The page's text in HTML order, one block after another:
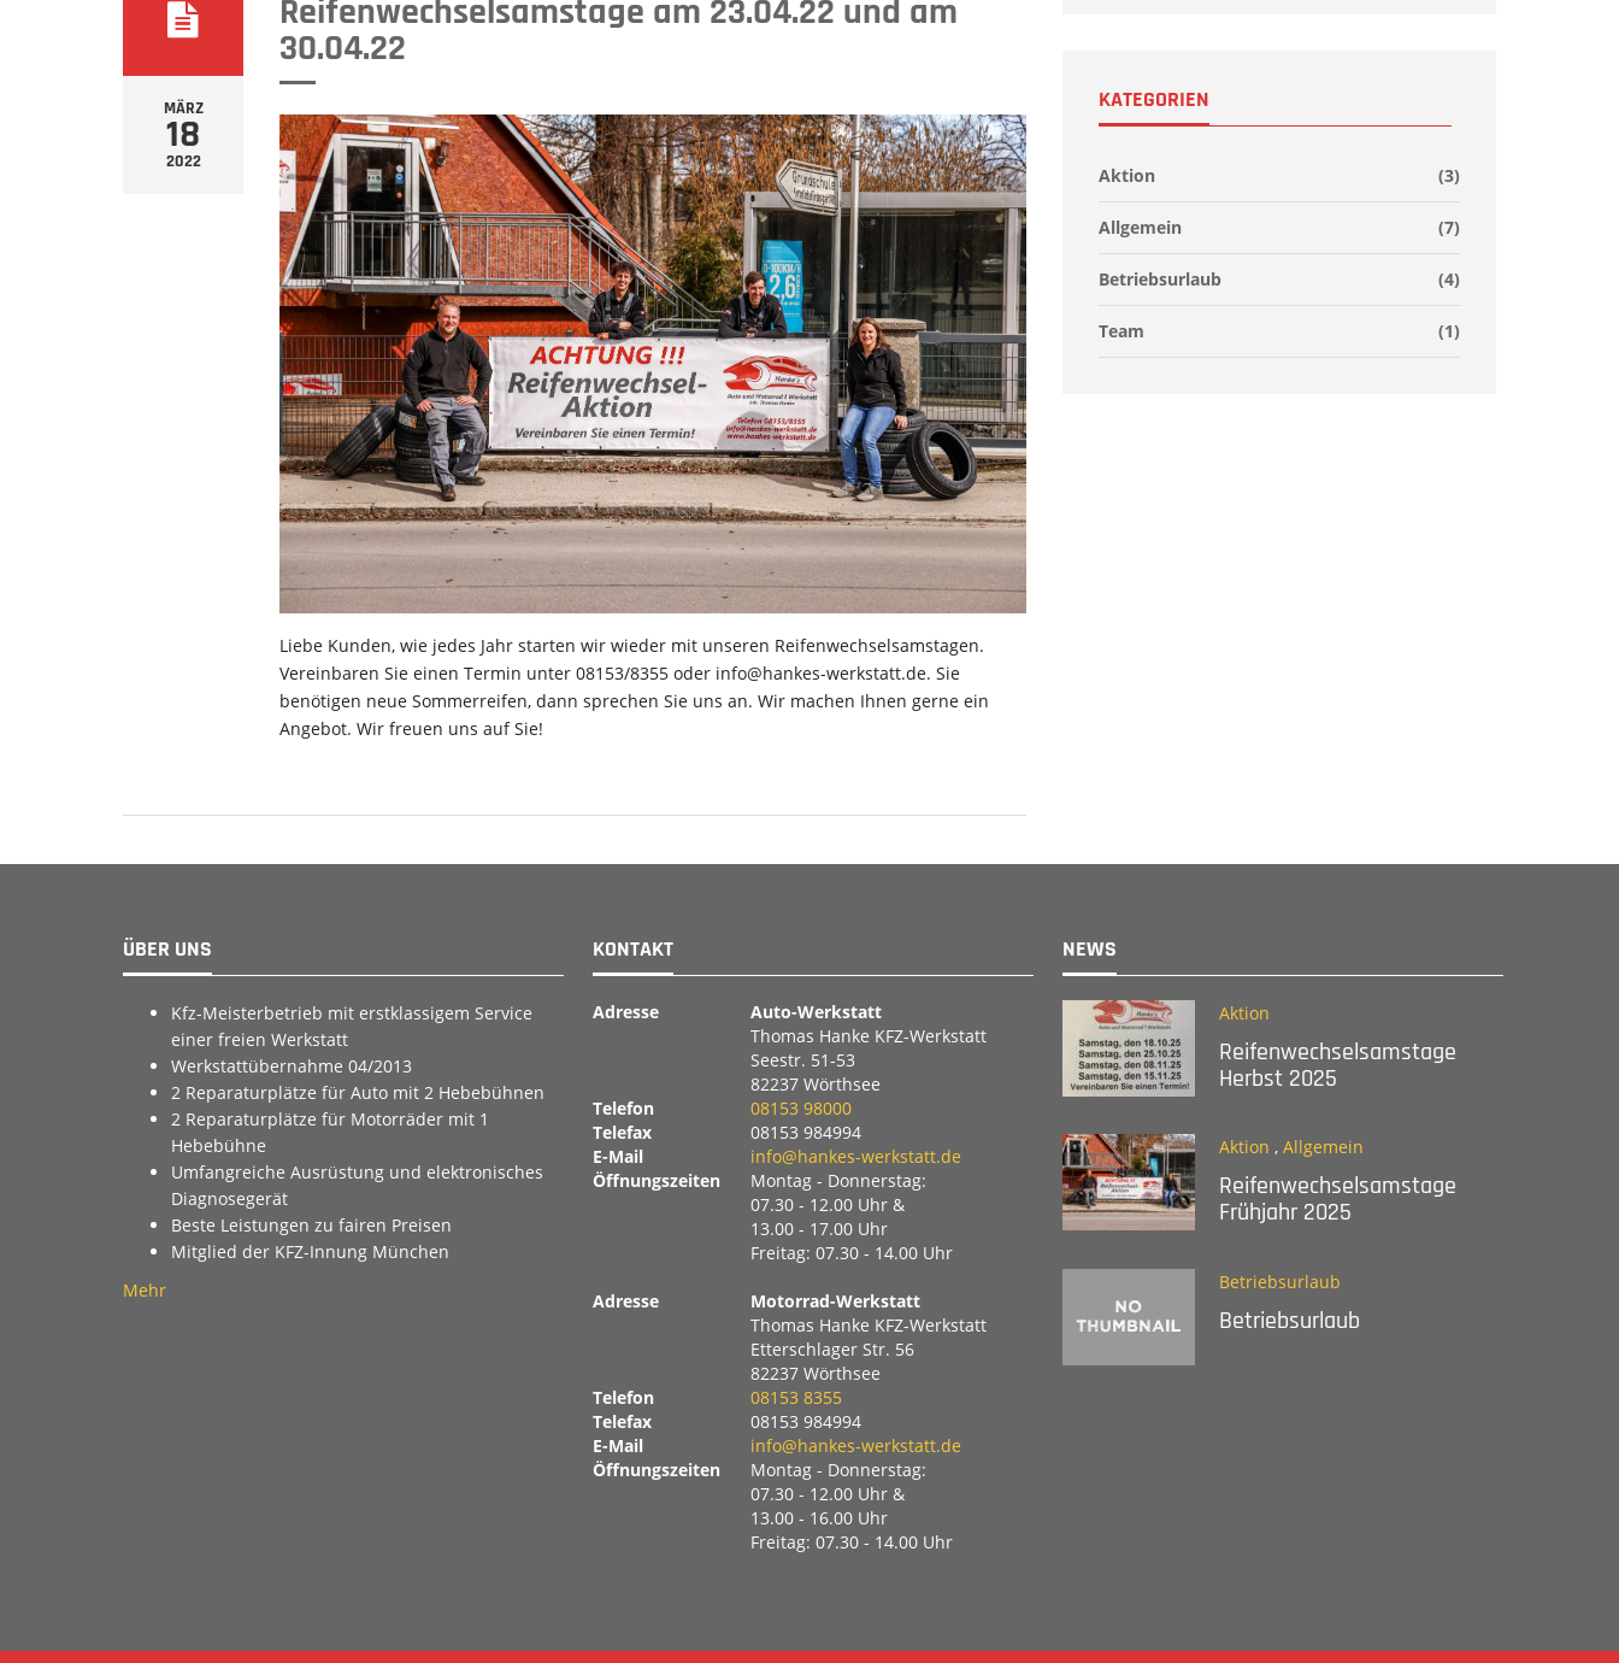
MÄRZ
18
2022
Reifenwechselsamstage am 23.04.22 und am
30.04.22
Liebe Kunden, wie jedes Jahr starten wir wieder mit unseren Reifenwechselsamstagen.
Vereinbaren Sie einen Termin unter 08153/8355 oder info@hankes-werkstatt.de. Sie
benötigen neue Sommerreifen, dann sprechen Sie uns an. Wir machen Ihnen gerne ein
Angebot. Wir freuen uns auf Sie!
KATEGORIEN
Aktion (3)
Allgemein (7)
Betriebsurlaub (4)
Team (1)
ÜBER UNS
Kfz-Meisterbetrieb mit erstklassigem Service
einer freien Werkstatt
Werkstattübernahme 04/2013
2 Reparaturplätze für Auto mit 2 Hebebühnen
2 Reparaturplätze für Motorräder mit 1
Hebebühne
Umfangreiche Ausrüstung und elektronisches
Diagnosegerät
Beste Leistungen zu fairen Preisen
Mitglied der KFZ-Innung München
Mehr
KONTAKT
Adresse
Auto-Werkstatt
Thomas Hanke KFZ-Werkstatt
Seestr. 51-53
82237 Wörthsee
Telefon
08153 98000
Telefax
08153 984994
E-Mail
info@hankes-werkstatt.de
Öffnungszeiten
Montag - Donnerstag:
07.30 - 12.00 Uhr &
13.00 - 17.00 Uhr
Freitag: 07.30 - 14.00 Uhr
Adresse
Motorrad-Werkstatt
Thomas Hanke KFZ-Werkstatt
Etterschlager Str. 56
82237 Wörthsee
Telefon
08153 8355
Telefax
08153 984994
E-Mail
info@hankes-werkstatt.de
Öffnungszeiten
Montag - Donnerstag:
07.30 - 12.00 Uhr &
13.00 - 16.00 Uhr
Freitag: 07.30 - 14.00 Uhr
NEWS
Aktion
Reifenwechselsamstage
Herbst 2025
Aktion , Allgemein
Reifenwechselsamstage
Frühjahr 2025
Betriebsurlaub
Betriebsurlaub